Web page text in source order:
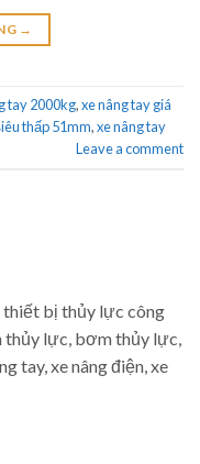
→
tay 2000kg,xe nâng tay giá
thấp 51mm,xe nâng tay
Leave a comment
thiết bị thủy lực công
thủy lực, bơm thủy lực,
tay, xe nâng điện, xe